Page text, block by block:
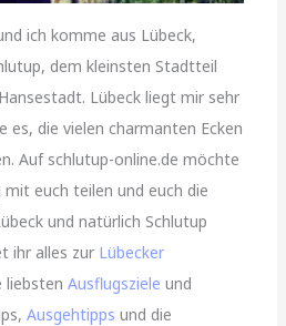
ich komme aus Lübeck,
dem kleinsten Stadtteil
Lübeck liegt mir sehr
es, die vielen charmanten Ecken
Auf schlutup-online.de möchte
euch teilen und euch die
und natürlich Schlutup
ihr alles zur Lübecker
liebstenAusflugsziele und
Ausgehtipps und die